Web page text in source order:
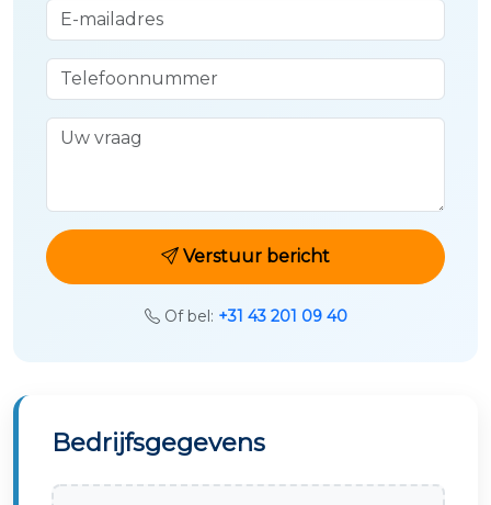
E-mailadres
Telefoonnummer
Uw vraag
Verstuur bericht
Of bel: +31 43 201 09 40
Bedrijfsgegevens